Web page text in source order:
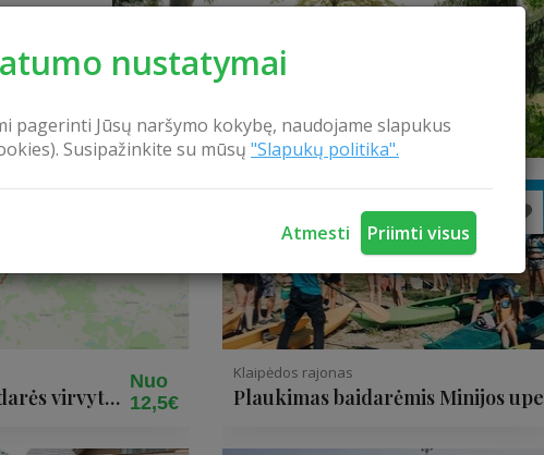
nustatymai
pagerinti Jūsų naršymo kokybę, naudojame slapukus
Susipažinkite su mūsų "Slapukų politika".
Atmesti Priimti visus
virvytės
Nuo
12,5€
Klaipėdos rajonas
Plaukimas baidarėmis Minijos upe